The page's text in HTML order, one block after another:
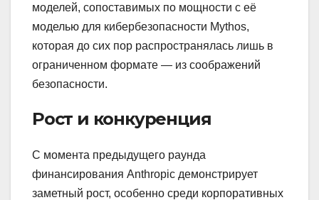
моделей, сопоставимых по мощности с её
моделью для кибербезопасности Mythos,
которая до сих пор распространялась лишь в
ограниченном формате — из соображений
безопасности.
Рост и конкуренция
С момента предыдущего раунда
финансирования Anthropic демонстрирует
заметный рост, особенно среди корпоративных